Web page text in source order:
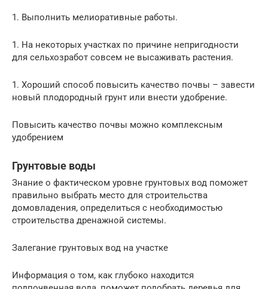
1. Выполнить мелиоративные работы.
1. На некоторых участках по причине непригодности
для сельхозработ совсем не высаживать растения.
1. Хороший способ повысить качество почвы – завести
новый плодородный грунт или внести удобрение.
Повысить качество почвы можно комплексным
удобрением
Грунтовые воды
Знание о фактическом уровне грунтовых вод поможет
правильно выбрать место для строительства
домовладения, определиться с необходимостью
строительства дренажной системы.
Залегание грунтовых вод на участке
Информация о том, как глубоко находится